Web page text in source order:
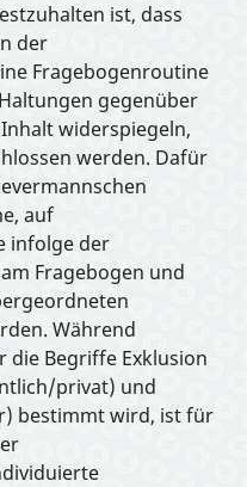
ist, dass
der
Fragebogenroutine
gegenüber
widerspiegeln,
werden. Dafür
auf
infolge der
Fragebogen und
Während
die Begriffe Exklusion
privat) und
bestimmt wird, ist für